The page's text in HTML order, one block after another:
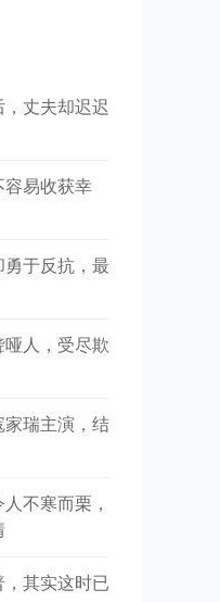
丈夫却迟迟
容易收获幸
于反抗，最
哑人，受尽欺
家瑞主演，结
不寒而栗，
，其实这时已